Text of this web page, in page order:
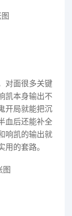
对面很多关键
凯本身输出不
开局就能把沉
血后还能补全
响凯的输出就
的套路。